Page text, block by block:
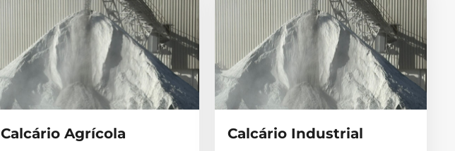
Calcário Agrícola Calcário Industrial